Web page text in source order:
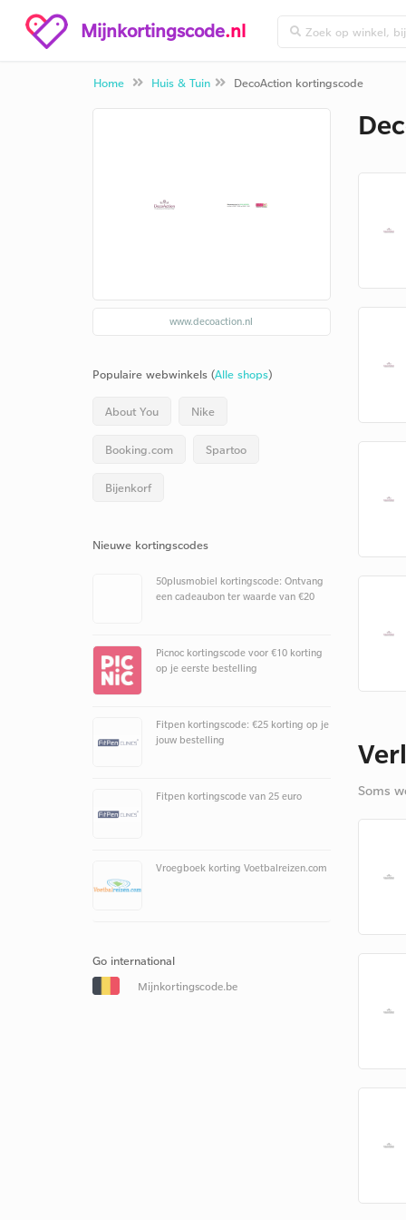
Mijnkortingscode.nl
Home Huis & Tuin DecoAction kortingscode
Soms
www.decoaction.nl
Populaire webwinkels (Alle shops)
About You Nike
Booking.com Spartoo
Bijenkorf
Nieuwe kortingscodes
50plusmobiel kortingscode: Ontvang
een cadeaubon ter waarde van €20
Picnoc kortingscode voor €10 korting
op je eerste bestelling
Fitpen kortingscode: €25 korting op je
jouw bestelling
Fitpen kortingscode van 25 euro
Vroegboek korting Voetbalreizen.com
Go international
Mijnkortingscode.be